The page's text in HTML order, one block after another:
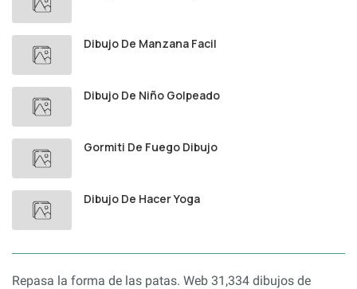
Dibujo De Manzana Facil
Dibujo De Niño Golpeado
Gormiti De Fuego Dibujo
Dibujo De Hacer Yoga
Repasa la forma de las patas. Web 31,334 dibujos de